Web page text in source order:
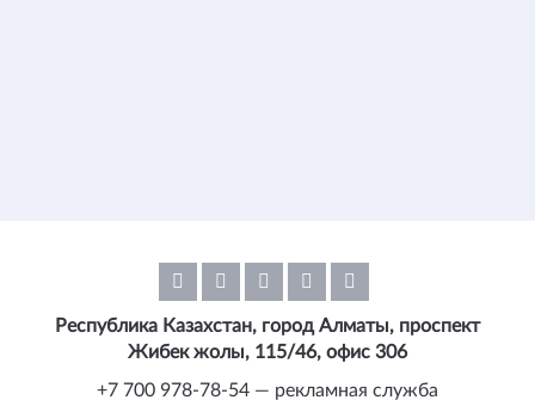
Республика Казахстан, город Алматы, проспект
Жибек жолы, 115/46, офис 306
+7 700 978-78-54 — рекламная служба